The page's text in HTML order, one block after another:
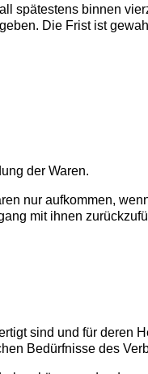
spätestens binnen
Die Frist ist
der Waren.
nur aufkommen,
mit ihnen
sind und für
Bedürfnisse des